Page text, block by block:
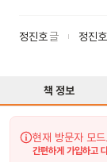
정진호글 정진호
책 정보
현재 방문자 모
간편하게 가입하고